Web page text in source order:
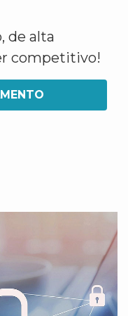
de alta
competitivo!